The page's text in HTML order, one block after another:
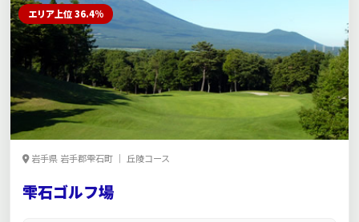
エリア上位 36.4%
岩手県 岩手郡雫石町 ｜ 丘陵コース
雫石ゴルフ場